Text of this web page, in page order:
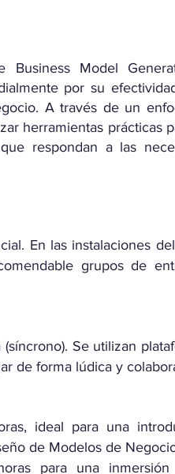
Business Model
por su
A través de un
herramientas prácticas
respondan a las
En las instalaciones
grupos de
Se utilizan
de forma lúdica y
ideal para una
de Modelos de
para una